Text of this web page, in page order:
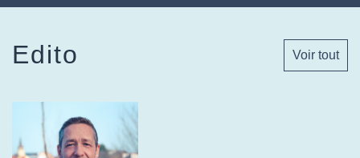
Edito Voir tout